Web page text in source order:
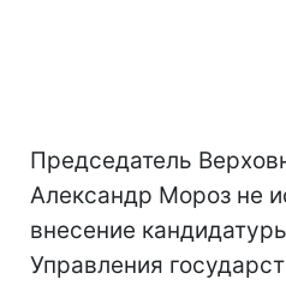
Председатель
Александр Мороз не
внесение
Управления